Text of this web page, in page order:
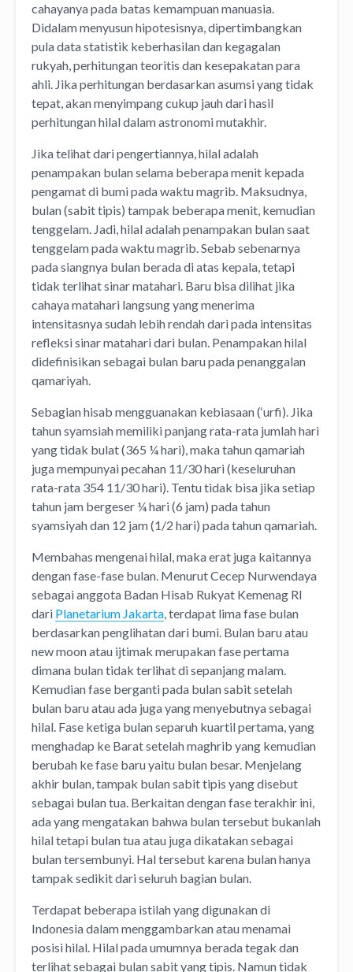
cahayanya pada batas kemampuan manuasia.
Didalam menyusun hipotesisnya, dipertimbangkan
pula data statistik keberhasilan dan kegagalan
rukyah, perhitungan teoritis dan kesepakatan para
ahli. Jika perhitungan berdasarkan asumsi yang tidak
tepat, akan menyimpang cukup jauh dari hasil
perhitungan hilal dalam astronomi mutakhir.
Jika telihat dari pengertiannya, hilal adalah
penampakan bulan selama beberapa menit kepada
pengamat di bumi pada waktu magrib. Maksudnya,
bulan (sabit tipis) tampak beberapa menit, kemudian
tenggelam. Jadi, hilal adalah penampakan bulan saat
tenggelam pada waktu magrib. Sebab sebenarnya
pada siangnya bulan berada di atas kepala, tetapi
tidak terlihat sinar matahari. Baru bisa dilihat jika
cahaya matahari langsung yang menerima
intensitasnya sudah lebih rendah dari pada intensitas
refleksi sinar matahari dari bulan. Penampakan hilal
didefinisikan sebagai bulan baru pada penanggalan
qamariyah.
Sebagian hisab mengguanakan kebiasaan (‘urfi). Jika
tahun syamsiah memiliki panjang rata-rata jumlah hari
yang tidak bulat (365 ¼ hari), maka tahun qamariah
juga mempunyai pecahan 11/30 hari (keseluruhan
rata-rata 354 11/30 hari). Tentu tidak bisa jika setiap
tahun jam bergeser ¼ hari (6 jam) pada tahun
syamsiyah dan 12 jam (1/2 hari) pada tahun qamariah.
Membahas mengenai hilal, maka erat juga kaitannya
dengan fase-fase bulan. Menurut Cecep Nurwendaya
sebagai anggota Badan Hisab Rukyat Kemenag RI
dari Planetarium Jakarta, terdapat lima fase bulan
berdasarkan penglihatan dari bumi. Bulan baru atau
new moon atau ijtimak merupakan fase pertama
dimana bulan tidak terlihat di sepanjang malam.
Kemudian fase berganti pada bulan sabit setelah
bulan baru atau ada juga yang menyebutnya sebagai
hilal. Fase ketiga bulan separuh kuartil pertama, yang
menghadap ke Barat setelah maghrib yang kemudian
berubah ke fase baru yaitu bulan besar. Menjelang
akhir bulan, tampak bulan sabit tipis yang disebut
sebagai bulan tua. Berkaitan dengan fase terakhir ini,
ada yang mengatakan bahwa bulan tersebut bukanlah
hilal tetapi bulan tua atau juga dikatakan sebagai
bulan tersembunyi. Hal tersebut karena bulan hanya
tampak sedikit dari seluruh bagian bulan.
Terdapat beberapa istilah yang digunakan di
Indonesia dalam menggambarkan atau menamai
posisi hilal. Hilal pada umumnya berada tegak dan
terlihat sebagai bulan sabit yang tipis. Namun tidak